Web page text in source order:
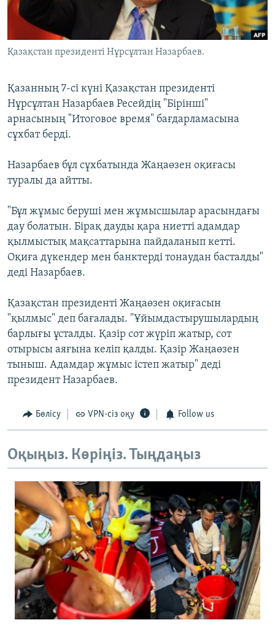
ЖАЗЫЛЫҢЫЗ
Қазақстан президенті Нұрсұлтан Назарбаев.
Қазанның 7-сі күні Қазақстан президенті
Нұрсұлтан Назарбаев Ресейдің "Бірінші"
арнасының "Итоговое время" бағдарламасына
сұхбат берді.
Назарбаев бұл сұхбатында Жаңаөзен оқиғасы
туралы да айтты.
"Бұл жұмыс беруші мен жұмысшылар арасындағы
дау болатын. Бірақ дауды қара ниетті адамдар
қылмыстық мақсаттарына пайдаланып кетті.
Оқиға дүкендер мен банктерді тонаудан басталды"
деді Назарбаев.
Қазақстан президенті Жаңаөзен оқиғасын
"қылмыс" деп бағалады. "Ұйымдастырушылардың
барлығы ұсталды. Қазір сот жүріп жатыр, сот
отырысы аяғына келіп қалды. Қазір Жаңаөзен
тыныш. Адамдар жұмыс істеп жатыр" деді
президент Назарбаев.
Бөлісу VPN-сіз оқу Follow us
Оқыңыз. Көріңіз. Тыңдаңыз